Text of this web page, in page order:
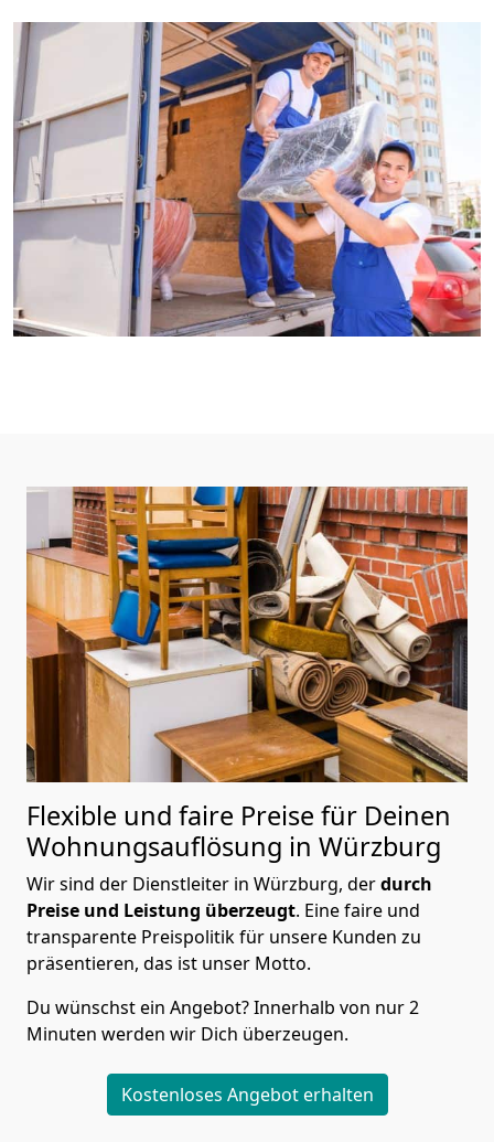
Flexible und faire Preise für Deinen
Wohnungsauflösung in Würzburg
Wir sind der Dienstleiter in Würzburg, derdurch
Preise und Leistung überzeugt. Eine faire und
transparente Preispolitik für unsere Kunden zu
präsentieren, das ist unser Motto.
Du wünschst ein Angebot? Innerhalb von nur 2
Minuten werden wir Dich überzeugen.
Kostenloses Angebot erhalten